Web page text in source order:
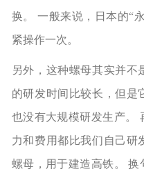
换。 一般来说，日本的“
紧操作一次。
另外，这种螺母其实并不
的研发时间比较长，但是
也没有大规模研发生产。
力和费用都比我们自己研
螺母，用于建造高铁。